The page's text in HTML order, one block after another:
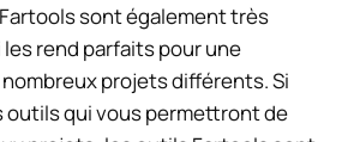
sont également très
rend parfaits pour une
projets différents. Si
outils qui vous permettront de